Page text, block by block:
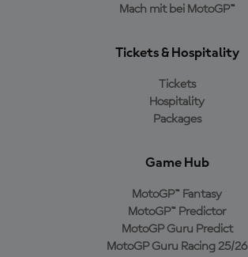
Mach mit bei MotoGP™
Tickets & Hospitality
Tickets
Hospitality
Packages
Game Hub
MotoGP™ Fantasy
MotoGP™ Predictor
MotoGP Guru Predict
MotoGP Guru Racing 25/26